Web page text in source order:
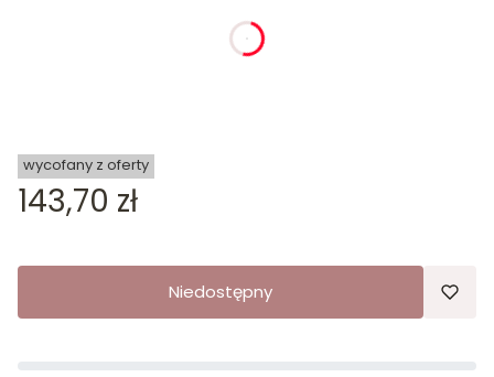
wycofany z oferty
Cena
143,70 zł
Niedostępny